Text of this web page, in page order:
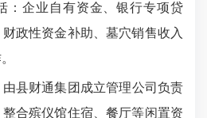
：企业自有资金、银行专项贷
政性资金补助、墓穴销售收入
由县财通集团成立管理公司负责
合殡仪馆住宿、餐厅等闲置资